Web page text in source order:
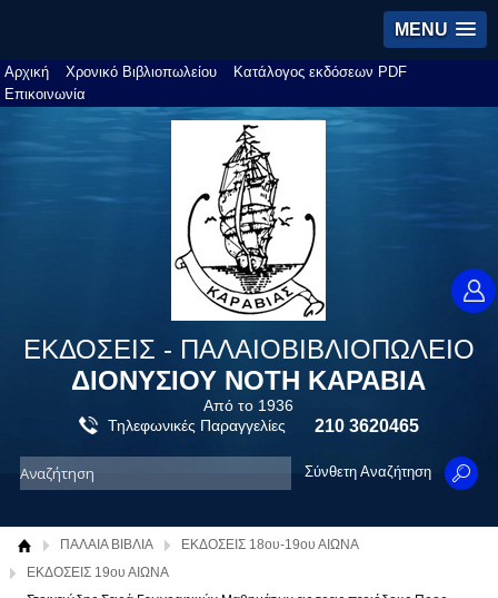
MENU
Αρχική Χρονικό Βιβλιοπωλείου
Κατάλογος εκδόσεων PDF
Επικοινωνία
ΕΚΔΟΣΕΙΣ - ΠΑΛΑΙΟΒΙΒΛΙΟΠΩΛΕΙΟ
ΔΙΟΝΥΣΙΟΥ ΝΟΤΗ ΚΑΡΑΒΙΑ
Από το 1936
Τηλεφωνικές Παραγγελίες
210 3620465
Σύνθετη Αναζήτηση
ΠΑΛΑΙΑ ΒΙΒΛΙΑ
ΕΚΔΟΣΕΙΣ 18ου-19ου ΑΙΩΝΑ
ΕΚΔΟΣΕΙΣ 19ου ΑΙΩΝΑ